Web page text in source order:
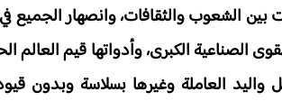
بين الشعوب والثقافات، وانصهار الجميع
الصناعية الكبرى، وأدواتها قيم العالم
واليد العاملة وغيرها بسلاسة وبدون